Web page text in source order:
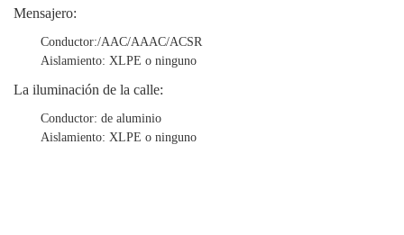
Mensajero:
Conductor:/AAC/AAAC/ACSR
Aislamiento: XLPE o ninguno
La iluminación de la calle:
Conductor: de aluminio
Aislamiento: XLPE o ninguno